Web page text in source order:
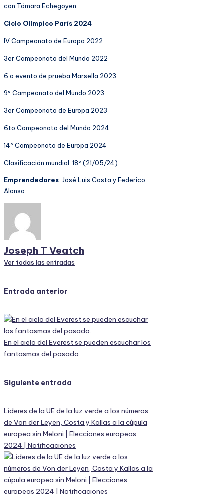
con Támara Echegoyen
Ciclo Olímpico París 2024
IV Campeonato de Europa 2022
3er Campeonato del Mundo 2022
6.o evento de prueba Marsella 2023
9º Campeonato del Mundo 2023
3er Campeonato de Europa 2023
6to Campeonato del Mundo 2024
14º Campeonato de Europa 2024
Clasificación mundial: 18º (21/05/24)
Emprendedores: José Luis Costa y Federico
Alonso
Joseph T Veatch
Ver todas las entradas
Navegación
de
entradas
Entrada anterior
En el cielo del Everest se pueden escuchar los
fantasmas del pasado.
Siguiente entrada
Líderes de la UE de la luz verde a los números
de Von der Leyen, Costa y Kallas a la cúpula
europea sin Meloni | Elecciones europeas
2024 | Notificaciones